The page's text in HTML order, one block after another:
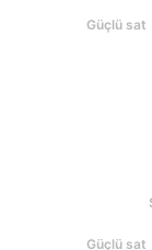
Güçlü sat
Güçlü sat